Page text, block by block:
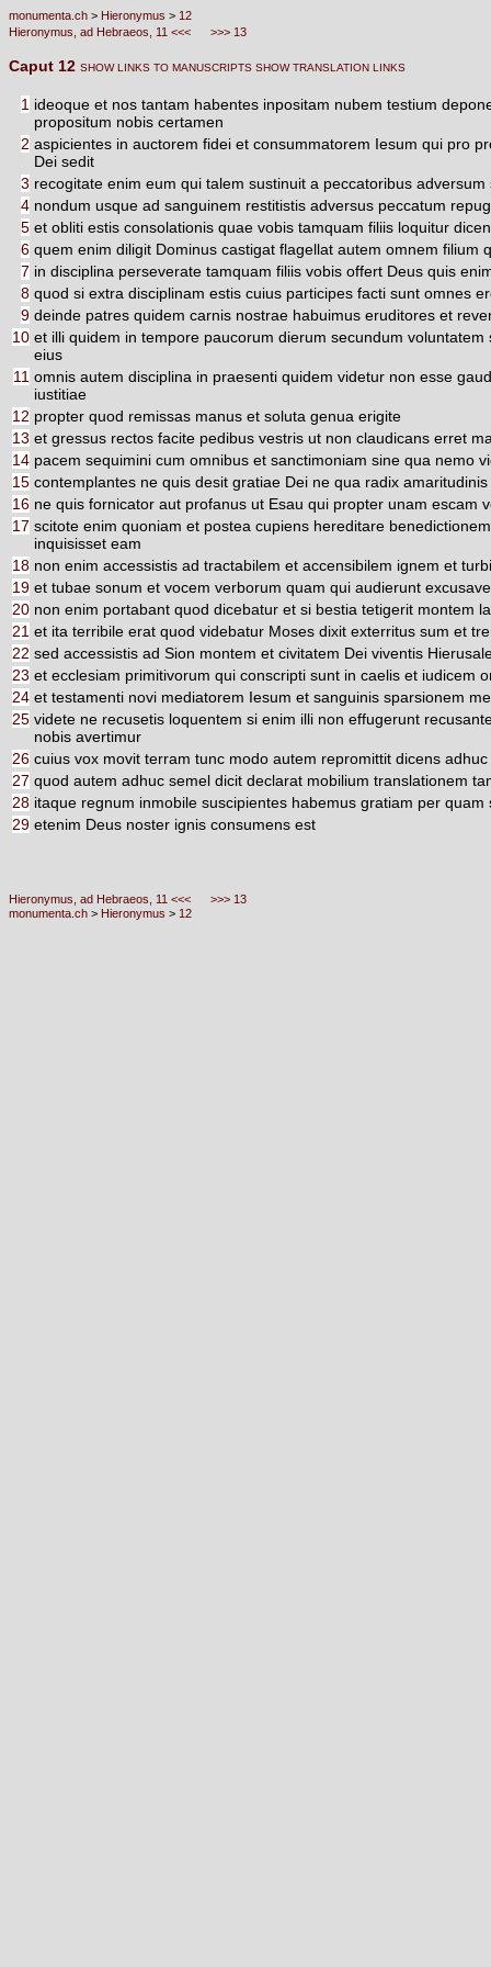
monumenta.ch > Hieronymus > 12
Hieronymus, ad Hebraeos, 11 <<<
>>> 13
Caput 12 SHOW LINKS TO MANUSCRIPTS SHOW TRANSLATION LINKS
1 ideoque et nos tantam habentes inpositam nubem testium
propositum nobis certamen
2 aspicientes in auctorem fidei et consummatorem Iesum qui pro
Dei sedit
3 recogitate enim eum qui talem sustinuit a peccatoribus
4 nondum usque ad sanguinem restitistis adversus peccatum
5 et obliti estis consolationis quae vobis tamquam filiis loquitur
6 quem enim diligit Dominus castigat flagellat autem omnem filium
7 in disciplina perseverate tamquam filiis vobis offert Deus quis
8 quod si extra disciplinam estis cuius participes facti sunt omnes
9 deinde patres quidem carnis nostrae habuimus eruditores et
10 et illi quidem in tempore paucorum dierum secundum
eius
11 omnis autem disciplina in praesenti quidem videtur non esse
iustitiae
12 propter quod remissas manus et soluta genua erigite
13 et gressus rectos facite pedibus vestris ut non claudicans erret
14 pacem sequimini cum omnibus et sanctimoniam sine qua nemo
15 contemplantes ne quis desit gratiae Dei ne qua radix
16 ne quis fornicator aut profanus ut Esau qui propter unam escam
17 scitote enim quoniam et postea cupiens hereditare
inquisisset eam
18 non enim accessistis ad tractabilem et accensibilem ignem et
19 et tubae sonum et vocem verborum quam qui audierunt
20 non enim portabant quod dicebatur et si bestia tetigerit montem
21 et ita terribile erat quod videbatur Moses dixit exterritus sum et
22 sed accessistis ad Sion montem et civitatem Dei viventis
23 et ecclesiam primitivorum qui conscripti sunt in caelis et iudicem
24 et testamenti novi mediatorem Iesum et sanguinis sparsionem
25 videte ne recusetis loquentem si enim illi non effugerunt
nobis avertimur
26 cuius vox movit terram tunc modo autem repromittit dicens
27 quod autem adhuc semel dicit declarat mobilium translationem
28 itaque regnum inmobile suscipientes habemus gratiam per
29 etenim Deus noster ignis consumens est
Hieronymus, ad Hebraeos, 11 <<<
>>> 13
monumenta.ch > Hieronymus > 12